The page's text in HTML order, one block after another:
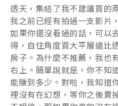
透天，集結了我不建議買的
我之前已經有拍過一支影片
如果你還沒看過的話，可以
得，自住角度買大平層遠比
房子。為什麼不推薦，我也
右上。簡單說就是，你不知
能賺到多少。對啦，我知道
裡沒有在幻想，等你之後賣